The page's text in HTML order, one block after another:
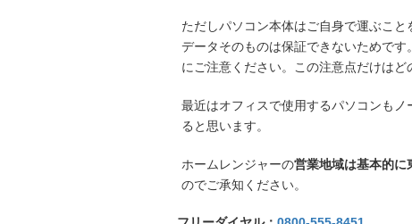
ただしパソコン本体はご自身で運ぶこ
データそのものは保証できないためで
にご注意ください。この注意点だけはど
最近はオフィスで使用するパソコンも
ると思います。
ホームレンジャーの営業地域は基本的に
のでご承知ください。